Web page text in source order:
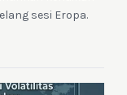
sesi Eropa.